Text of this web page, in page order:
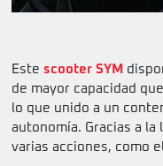
Este scooter SYM
de mayor capacidad
lo que unido a un
autonomía. Gracias a
varias acciones, como